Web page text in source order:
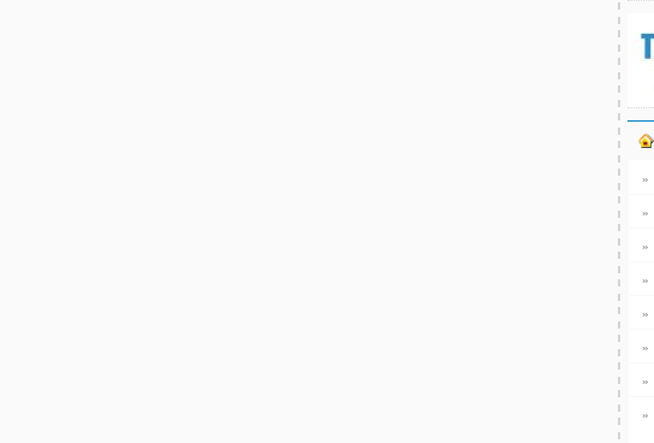
»
»
»
»
»
»
»
»